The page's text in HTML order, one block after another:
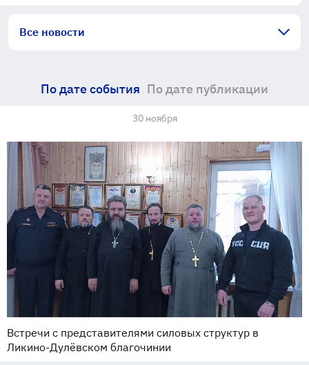
Все новости
По дате события По дате публикации
30 ноября
Встречи с представителями силовых структур в
Ликино-Дулёвском благочинии